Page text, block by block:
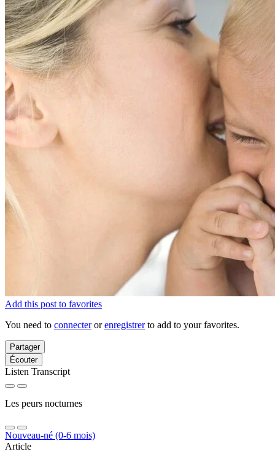
Add this post to favorites
You need to connecterorenregistrerto add to your favorites.
Partager
Écouter
Listen Transcript
Les peurs nocturnes
Nouveau-né (0-6 mois)
Article